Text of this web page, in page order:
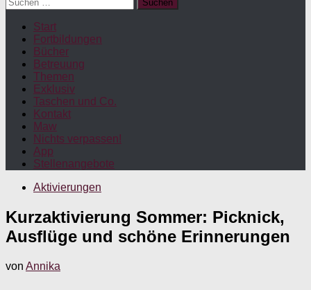
nach:
Start
Fortbildungen
Bücher
Betreuung
Themen
Exklusiv
Taschen und Co.
Kontakt
Maw
Nichts verpassen!
App
Stellenangebote
Aktivierungen
Kurzaktivierung Sommer: Picknick,
Ausflüge und schöne Erinnerungen
von Annika